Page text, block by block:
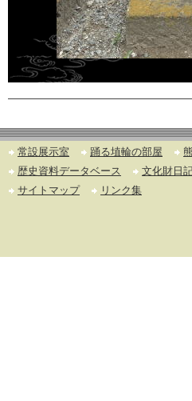
常設展示室 踊る埴輪の部屋
歴史資料データベース
文化財日
サイトマップ
リンク集